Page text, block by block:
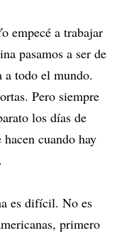
empecé a trabajar
pasamos a ser de
a todo el mundo.
Pero siempre
los días de
cuando hay
es difícil. No es
primero